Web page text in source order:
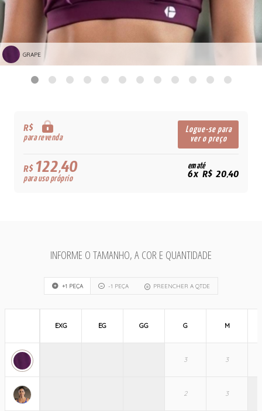
GRAPE
R$
para revenda
Logue-se para
ver o preço
R$122,40
para uso próprio
em até
6x R$ 20,40
INFORME O TAMANHO, A COR E QUANTIDADE
+1 PEÇA -1 PEÇA PREENCHER A QTDE
EXG EG GG G M